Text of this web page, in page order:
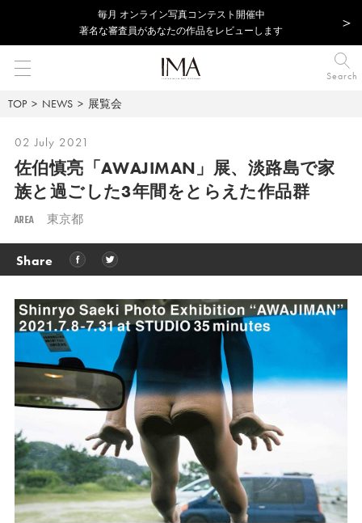
毎⽉ オンライン写真コンテスト開催中
著名な審査員があなたの作品をレビューします
Search
TOP NEWS 展覧会
02 July 2021
佐伯慎亮「AWAJIMAN」展、淡路島で家
族と過ごした3年間をとらえた作品群
AREA 東京都
Share